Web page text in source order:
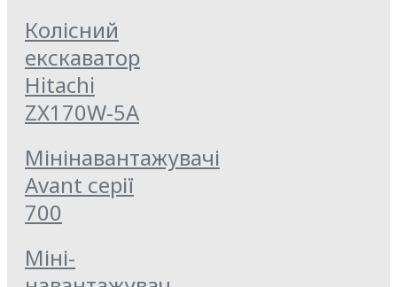
Колісний
екскаватор
Hitachi
ZX170W-5A
Мінінавантажувачі
Avant серії
700
Міні-